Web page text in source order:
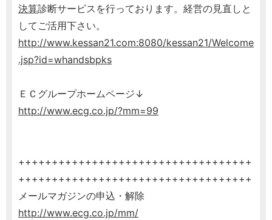
決算診断サービスを行っております。経営の見直しと
してご活用下さい。
http://www.kessan21.com:8080/kessan21/Welcome
.jsp?id=whandsbpks
ＥＣグループホームページ↓
http://www.ecg.co.jp/?mm=99
+++++++++++++++++++++++++++++++++++
+++++++++++++++++++++++++++++++++++
メールマガジンの申込・解除
http://www.ecg.co.jp/mm/